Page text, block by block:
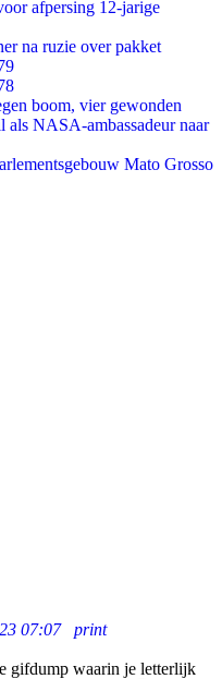
afpersing 12-jarige
na ruzie over pakket
boom, vier gewonden
NASA-ambassadeur naar
Mato Grosso
07:07
print
gifdump waarin je letterlijk